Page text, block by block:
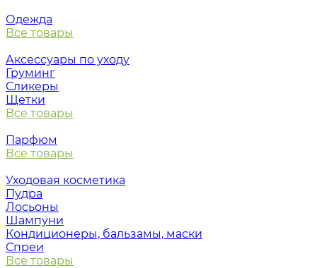
Одежда
Все товары
Аксессуары по уходу
Груминг
Сликеры
Щетки
Все товары
Парфюм
Все товары
Уходовая косметика
Пудра
Лосьоны
Шампуни
Кондиционеры, бальзамы, маски
Спреи
Все товары